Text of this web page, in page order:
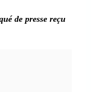
de presse reçu